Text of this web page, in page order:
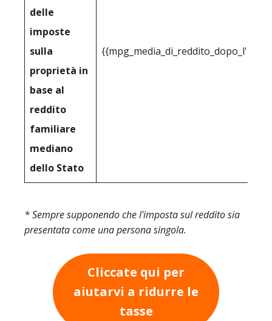
delle
imposte
sulla
proprietà in
base al
reddito
familiare
mediano
dello Stato
* Sempre supponendo che l'imposta sul reddito sia
presentata come una persona singola.
Cliccate qui per
aiutarvi a ridurre le
tasse